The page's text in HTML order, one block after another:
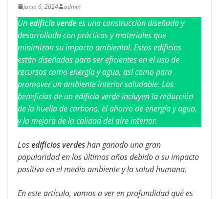
junio 6, 2024 admin
Unedificio verdees una construcción diseñada y
desarrollada con prácticas y materiales que
minimizan su impacto ambiental. Estos edificios
están diseñados para ser eficientes en el uso de
recursos como energía y agua, así como para
promover un ambiente interior saludable. Los
beneficios de un edificio verde incluyen la reducción
de la huella de carbono, el ahorro de energía y agua,
y la mejora de la calidad del aire interior.
Losedificios verdeshan ganado una gran
popularidad en los últimos años debido a su impacto
positivo en el medio ambiente y la salud humana.
En este artículo, vamos a ver en profundidad qué es